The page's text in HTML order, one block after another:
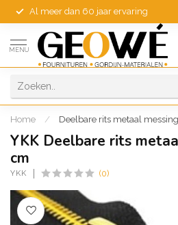
Al meer dan 60 jaar ervaring
MENU
Home / Deelbare rits metaal
YKK Deelbare rits
cm
YKK (0)